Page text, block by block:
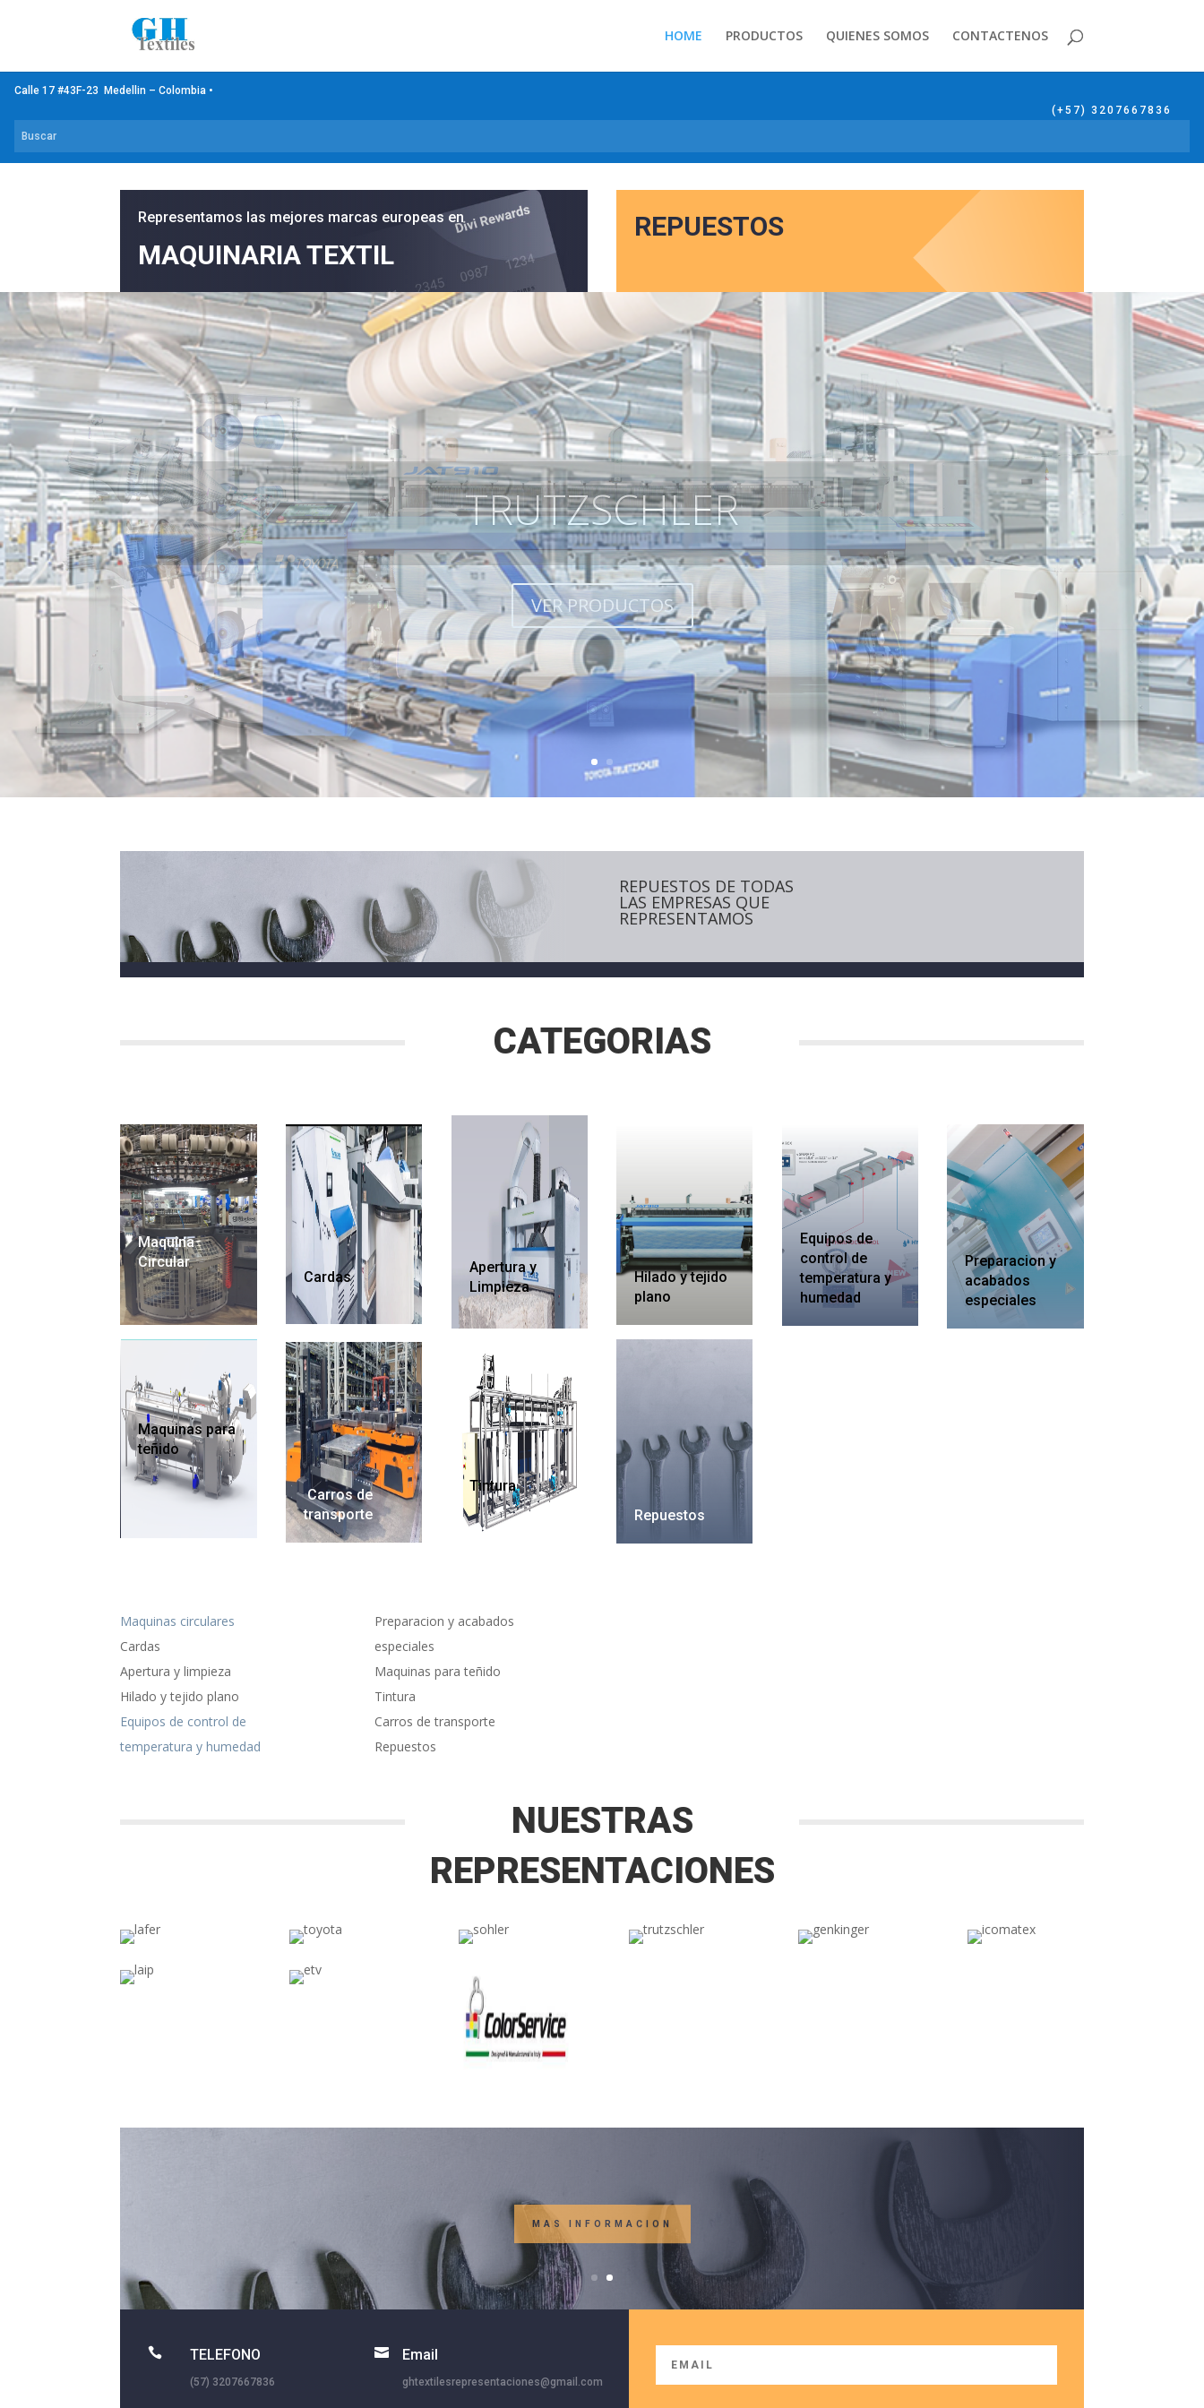
HOME PRODUCTOS QUIENES SOMOS CONTACTENOS
Calle 17 #43F-23 Medellin – Colombia •
(+57) 3207667836
Representamos las mejores marcas europeas en
MAQUINARIA TEXTIL
REPUESTOS
TOYOTA
VER PRODUCTOS
REPUESTOS DE TODAS
LAS EMPRESAS QUE
REPRESENTAMOS
CATEGORIAS
Maquina
Circular
Maquinas para
teñido
Cardas
Carros de
transporte
Apertura y
Limpieza
Tintura
Hilado y tejido
plano
Repuestos
Equipos de
control de
temperatura y
humedad
Preparacion y
acabados
especiales
Maquinas circulares
Cardas
Apertura y limpieza
Hilado y tejido plano
Equipos de control de
temperatura y humedad
Preparacion y acabados
especiales
Maquinas para teñido
Tintura
Carros de transporte
Repuestos
NUESTRAS
REPRESENTACIONES
MAS INFORMACION
 TELEFONO
(57) 3207667836
 Email
ghtextilesrepresentaciones@gmail.com